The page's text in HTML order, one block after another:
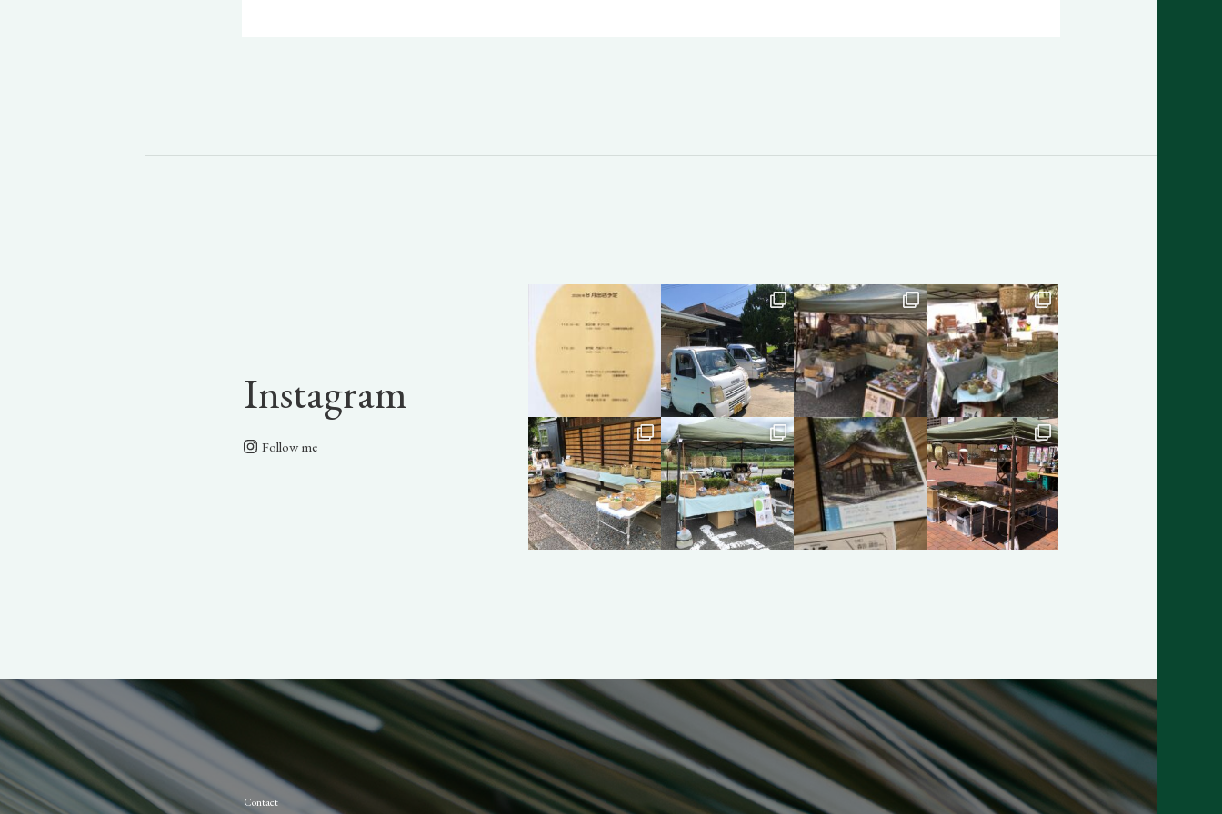
Instagram
Follow me
Contact